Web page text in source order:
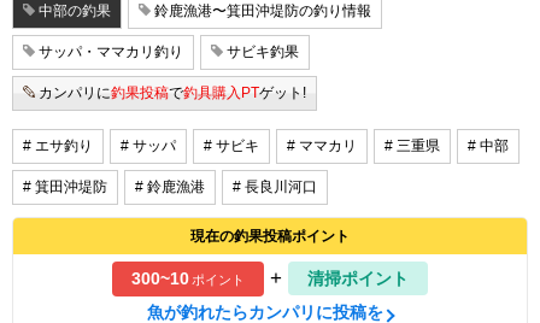
中部の釣果 鈴鹿漁港〜箕田沖堤防の釣り情報
サッパ・ママカリ釣り サビキ釣果
カンパリに釣果投稿で釣具購入PTゲット!
# エサ釣り # サッパ # サビキ # ママカリ # 三重県 # 中部
# 箕田沖堤防 # 鈴鹿漁港 # 長良川河口
現在の釣果投稿ポイント
300~10ポイント +
清掃ポイント
魚が釣れたらカンパリに投稿を